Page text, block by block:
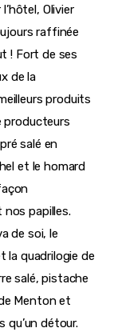
Olivier
raffinée
! Fort de ses
de la
produits
producteurs
salé en
et le homard
papilles.
de soi, le
la quadrilogie de
salé, pistache
Menton et
détour.